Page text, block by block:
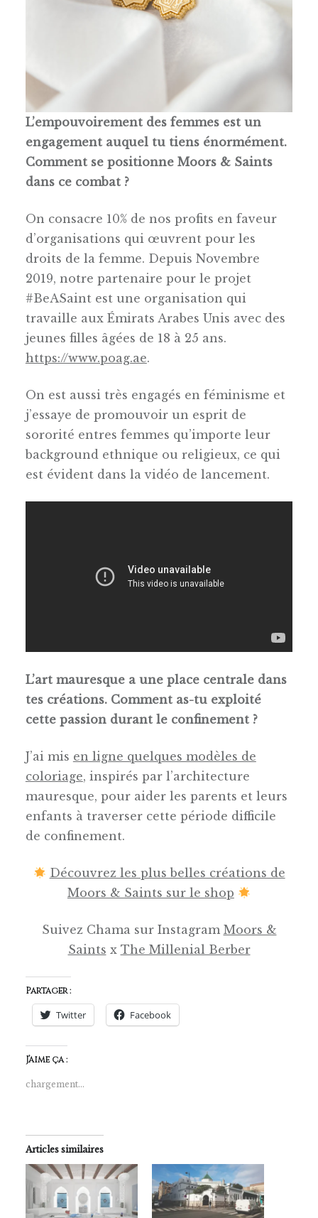
L’empouvoirement des femmes est un
engagement auquel tu tiens énormément.
Comment se positionne Moors & Saints
dans ce combat ?
On consacre 10% de nos profits en faveur
d’organisations qui œuvrent pour les
droits de la femme. Depuis Novembre
2019, notre partenaire pour le projet
#BeASaint est une organisation qui
travaille aux Émirats Arabes Unis avec des
jeunes filles âgées de 18 à 25 ans.
https://www.poag.ae.
On est aussi très engagés en féminisme et
j’essaye de promouvoir un esprit de
sororité entres femmes qu’importe leur
background ethnique ou religieux, ce qui
est évident dans la vidéo de lancement.
L’art mauresque a une place centrale dans
tes créations. Comment as-tu exploité
cette passion durant le confinement ?
J’ai mis en ligne quelques modèles de
coloriage, inspirés par l’architecture
mauresque, pour aider les parents et leurs
enfants à traverser cette période difficile
de confinement.
Découvrez les plus belles créations de
Moors & Saints sur le shop
Suivez Chama sur Instagram Moors &
Saints x The Millenial Berber
Partager :
Twitter Facebook
J’aime ça :
chargement…
Articles similaires